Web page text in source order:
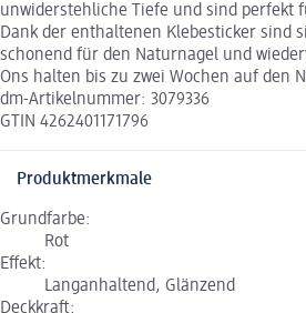
unwiderstehliche Tiefe und sind perfekt
Dank der enthaltenen Klebesticker sind
schonend für den Naturnagel und
Ons halten bis zu zwei Wochen auf den
dm-Artikelnummer: 3079336
GTIN 4262401171796
Produktmerkmale
Grundfarbe:
Rot
Effekt:
Langanhaltend, Glänzend
Deckkraft: